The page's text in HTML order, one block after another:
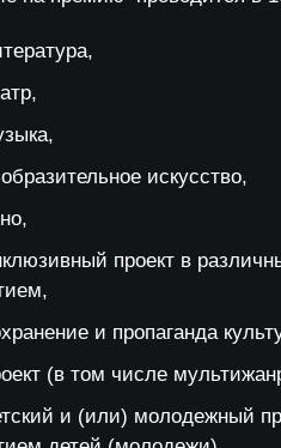
искусство,
проект в
и пропаганда
(в том числе
и (или) молодежный